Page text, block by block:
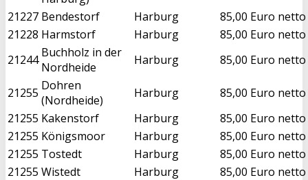
21227 Bendestorf Harburg
85,00 Euro netto
21228 Harmstorf Harburg
85,00 Euro netto
21244 Buchholz in der
Nordheide
Harburg 85,00 Euro netto
21255 Dohren
(Nordheide)
Harburg
85,00 Euro netto
21255 Kakenstorf Harburg
85,00 Euro netto
21255 Königsmoor Harburg
85,00 Euro netto
21255 Tostedt Harburg
85,00 Euro netto
21255 Wistedt Harburg
85,00 Euro netto